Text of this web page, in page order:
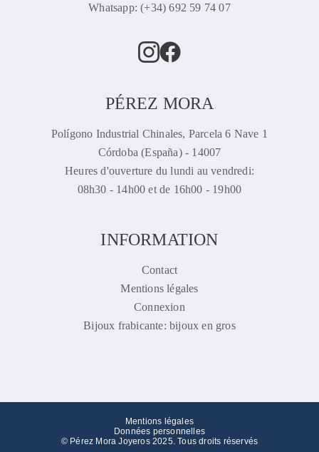
Whatsapp: (+34) 692 59 74 07
PÉREZ MORA
Polígono Industrial Chinales, Parcela 6 Nave 1
Córdoba (España) - 14007
Heures d'ouverture du lundi au vendredi:
08h30 - 14h00 et de 16h00 - 19h00
INFORMATION
Contact
Mentions légales
Connexion
Bijoux frabicante: bijoux en gros
Mentions légales
Données personnelles
© Pérez Mora Joyeros 2025. Tous droits réservés